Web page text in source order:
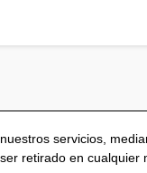
servicios,
retirado en